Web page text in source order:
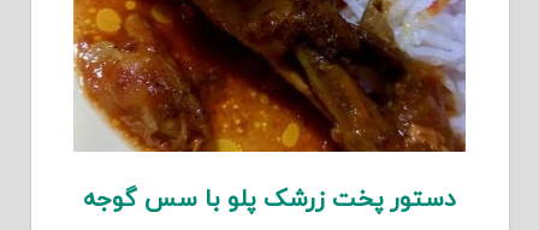
دستور پخت زرشک پلو با سس گوجه